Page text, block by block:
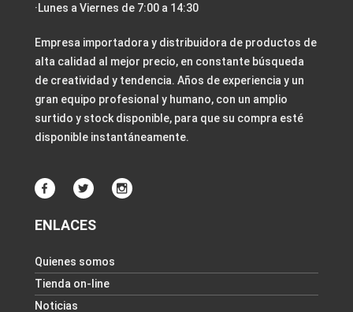
·Lunes a Viernes de 7:00 a 14:30
Empresa importadora y distribuidora de productos de
alta calidad al mejor precio, en constante búsqueda
de creatividad y tendencia. Años de experiencia y un
gran equipo profesional y humano, con un amplio
surtido y stock disponible, para que su compra esté
disponible instantáneamente.
ENLACES
Quienes somos
Tienda on-line
Noticias